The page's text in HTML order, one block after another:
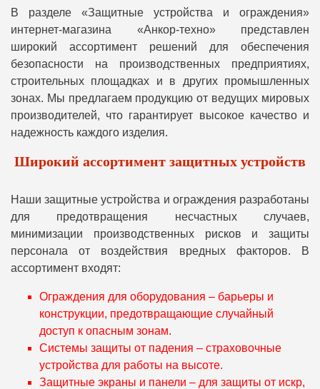
В разделе «Защитные устройства и ограждения»
интернет-магазина «Анкор-техно» представлен
широкий ассортимент решений для обеспечения
безопасности на производственных предприятиях,
строительных площадках и в других промышленных
зонах. Мы предлагаем продукцию от ведущих мировых
производителей, что гарантирует высокое качество и
надежность каждого изделия.
Широкий ассортимент защитных устройств
Наши защитные устройства и ограждения разработаны
для предотвращения несчастных случаев,
минимизации производственных рисков и защиты
персонала от воздействия вредных факторов. В
ассортимент входят:
Ограждения для оборудования – барьеры и
конструкции, предотвращающие случайный
доступ к опасным зонам.
Системы защиты от падения – страховочные
устройства для работы на высоте.
Защитные экраны и панели – для защиты от искр,